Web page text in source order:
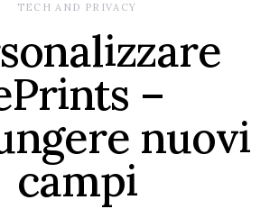
TECH AND PRIVACY
–
nuovi
campi